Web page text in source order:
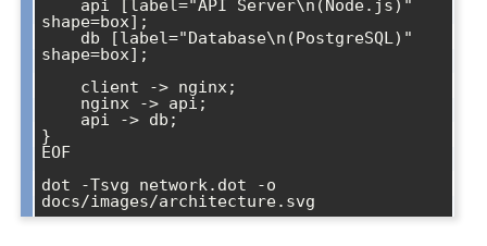
shape=box];
shape=box];
}
EOF
dot -Tsvg network.dot -o
docs/images/architecture.svg